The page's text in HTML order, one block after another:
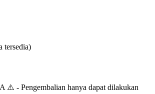
tersedia)
- Pengembalian hanya dapat dilakukan